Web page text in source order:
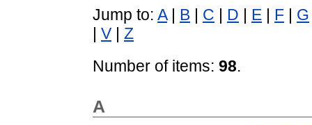
Jump to: A| B | C | D | E | F | G
| V | Z
Number of items: 98.
A